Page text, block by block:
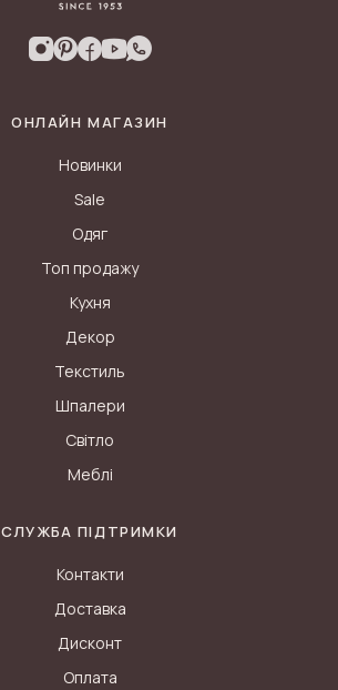
ОНЛАЙН МАГАЗИН
Новинки
Sale
Одяг
Топ продажу
Кухня
Декор
Текстиль
Шпалери
Світло
Меблі
СЛУЖБА ПІДТРИМКИ
Контакти
Доставка
Дисконт
Оплата